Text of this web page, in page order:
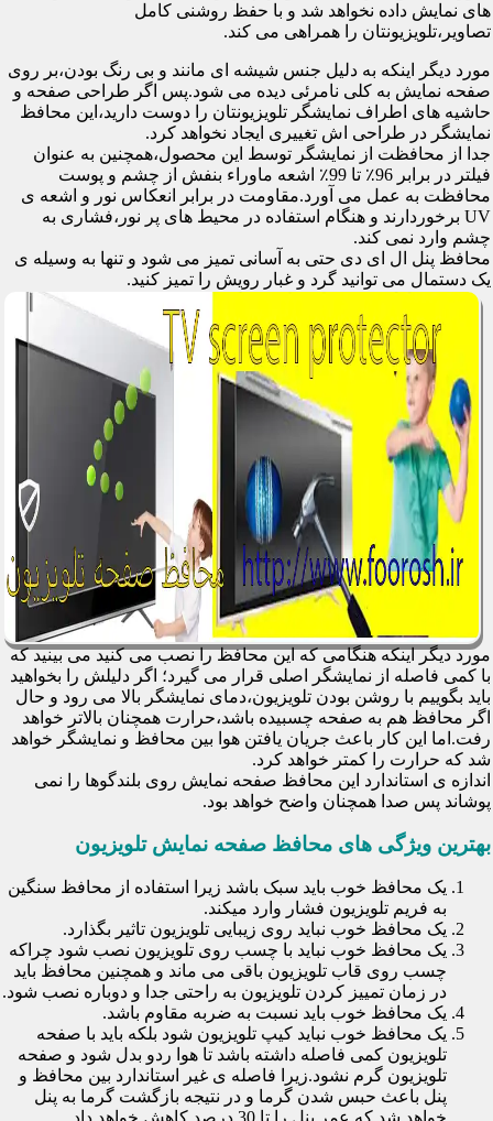
های نمایش داده نخواهد شد و با حفظ روشنی کامل
تصاویر،تلویزیونتان را همراهی می کند.
مورد دیگر اینکه به دلیل جنس شیشه ای مانند و بی رنگ بودن،بر روی
صفحه نمایش به کلی نامرئی دیده می شود.پس اگر طراحی صفحه و
حاشیه های اطراف نمایشگر تلویزیونتان را دوست دارید،این محافظ
نمایشگر در طراحی اش تغییری ایجاد نخواهد کرد.
جدا از محافظت از نمایشگر توسط این محصول،همچنین به عنوان
فیلتر در برابر 96٪ تا 99٪ اشعه ماوراء بنفش از چشم و پوست
محافظت به عمل می آورد.مقاومت در برابر انعکاس نور و اشعه ی
UV برخوردارند و هنگام استفاده در محیط های پر نور،فشاری به
چشم وارد نمی کند.
محافظ پنل ال ای دی حتی به آسانی تمیز می شود و تنها به وسیله ی
یک دستمال می توانید گرد و غبار رویش را تمیز کنید.
مورد دیگر اینکه هنگامی که این محافظ را نصب می کنید می بینید که
با کمی فاصله از نمایشگر اصلی قرار می گیرد؛ اگر دلیلش را بخواهید
باید بگوییم با روشن بودن تلویزیون،دمای نمایشگر بالا می رود و حال
اگر محافظ هم به صفحه چسبیده باشد،حرارت همچنان بالاتر خواهد
رفت.اما این کار باعث جریان یافتن هوا بین محافظ و نمایشگر خواهد
شد که حرارت را کمتر خواهد کرد.
اندازه ی استاندارد این محافظ صفحه نمایش روی بلندگوها را نمی
پوشاند پس صدا همچنان واضح خواهد بود.
بهترین ویژگی های محافظ صفحه نمایش تلویزیون
یک محافظ خوب باید سبک باشد زیرا استفاده از محافظ سنگین
به فریم تلویزیون فشار وارد میکند.
یک محافظ خوب نباید روی زیبایی تلویزیون تاثیر بگذارد.
یک محافظ خوب نباید با چسب روی تلویزیون نصب شود چراکه
چسب روی قاب تلویزیون باقی می ماند و همچنین محافظ باید
در زمان تمییز کردن تلویزیون به راحتی جدا و دوباره نصب شود.
یک محافظ خوب باید نسبت به ضربه مقاوم باشد.
یک محافظ خوب نباید کیپ تلویزیون شود بلکه باید با صفحه
تلویزیون کمی فاصله داشته باشد تا هوا ردو بدل شود و صفحه
تلویزیون گرم نشود.زیرا فاصله ی غیر استاندارد بین محافظ و
پنل باعث حبس شدن گرما و در نتیجه بازگشت گرما به پنل